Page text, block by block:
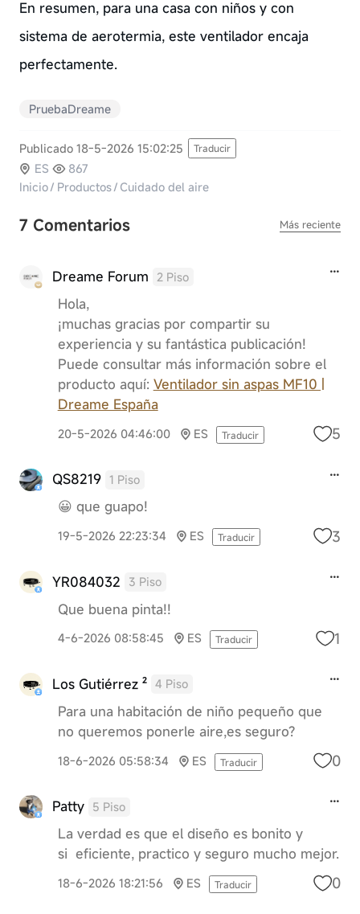
En resumen, para una casa con niños y con
sistema de aerotermia, este ventilador encaja
perfectamente.
PruebaDreame
Publicado 18-5-2026 15:02:25 Traducir
ES
867
Inicio/ Productos/ Cuidado del aire
7 Comentarios Más reciente
Dreame Forum 2 Piso
Hola,
¡muchas gracias por compartir su
experiencia y su fantástica publicación!
Puede consultar más información sobre el
producto aquí: Ventilador sin aspas MF10 |
Dreame España
20-5-2026 04:46:00 ES Traducir 5
QS8219 1 Piso
😀 que guapo!
19-5-2026 22:23:34 ES Traducir 3
YR084032 3 Piso
Que buena pinta!!
4-6-2026 08:58:45 ES Traducir 1
Los Gutiérrez ² 4 Piso
Para una habitación de niño pequeño que
no queremos ponerle aire,es seguro?
18-6-2026 05:58:34 ES Traducir 0
Patty 5 Piso
La verdad es que el diseño es bonito y
si eficiente, practico y seguro mucho mejor.
18-6-2026 18:21:56 ES Traducir 0